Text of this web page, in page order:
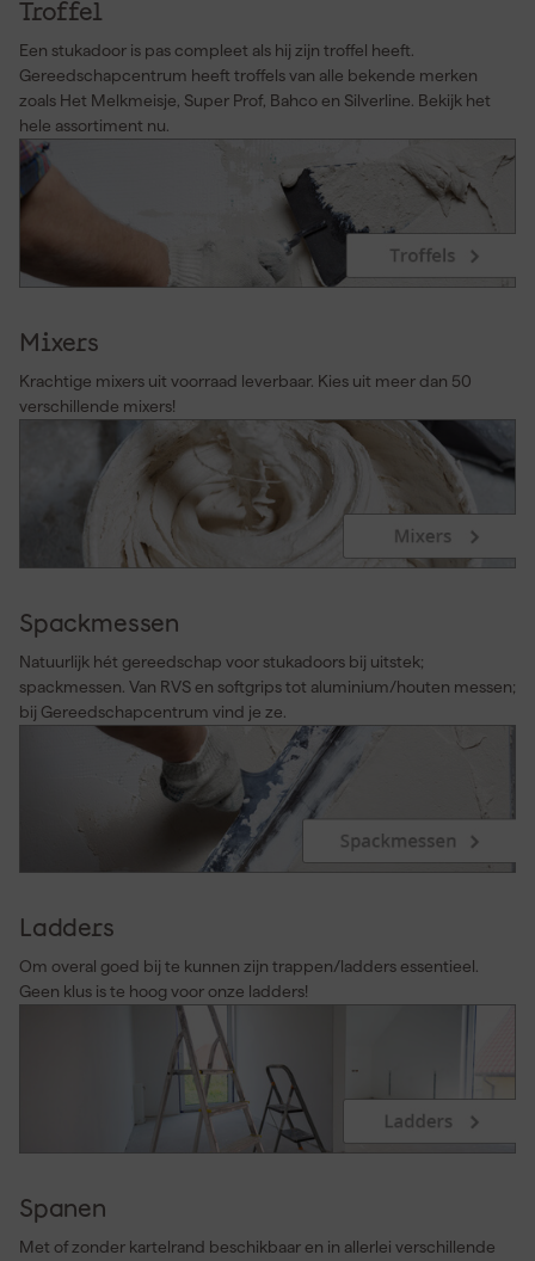
Troffel
Een stukadoor is pas compleet als hij zijn troffel heeft.
Gereedschapcentrum heeft troffels van alle bekende merken
zoals Het Melkmeisje, Super Prof, Bahco en Silverline. Bekijk het
hele assortiment nu.
Mixers
Krachtige mixers uit voorraad leverbaar. Kies uit meer dan 50
verschillende mixers!
Spackmessen
Natuurlijk hét gereedschap voor stukadoors bij uitstek;
spackmessen. Van RVS en softgrips tot aluminium/houten messen;
bij Gereedschapcentrum vind je ze.
Ladders
Om overal goed bij te kunnen zijn trappen/ladders essentieel.
Geen klus is te hoog voor onze ladders!
Spanen
Met of zonder kartelrand beschikbaar en in allerlei verschillende